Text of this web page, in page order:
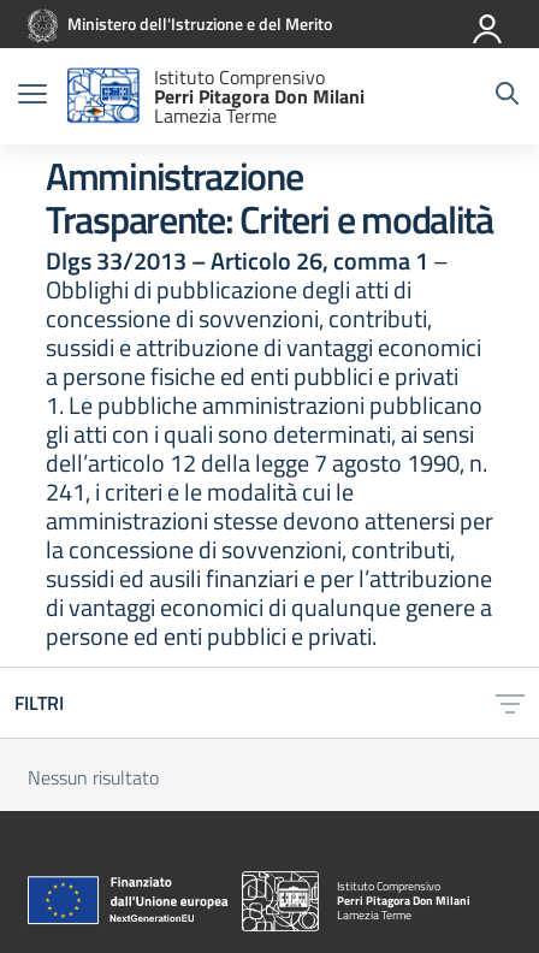
Vai ai contenuti
Vai al menu di navigazione
Vai al footerMinistero dell'Istruzione e del Merito
Istituto Comprensivo
Perri Pitagora Don Milani
Lamezia Terme
Amministrazione
Trasparente:Criteri e modalità
Dlgs 33/2013 – Articolo 26, comma 1 –
Obblighi di pubblicazione degli atti di
concessione di sovvenzioni, contributi,
sussidi e attribuzione di vantaggi economici
a persone fisiche ed enti pubblici e privati
1. Le pubbliche amministrazioni pubblicano
gli atti con i quali sono determinati, ai sensi
dell’articolo 12 della legge 7 agosto 1990, n.
241, i criteri e le modalità cui le
amministrazioni stesse devono attenersi per
la concessione di sovvenzioni, contributi,
sussidi ed ausili finanziari e per l’attribuzione
di vantaggi economici di qualunque genere a
persone ed enti pubblici e privati.
FILTRI
Nessun risultato
Istituto Comprensivo
Perri Pitagora Don Milani
Lamezia Terme